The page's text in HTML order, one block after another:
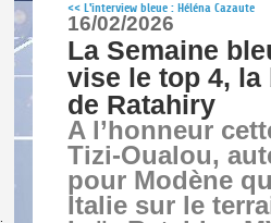
<< L'interview bleue : Héléna Cazaute
16/02/2026
La Semaine
vise le top 4, la
de Ratahiry
A l’honneur
Tizi-Oualou,
pour Modène
Italie sur le